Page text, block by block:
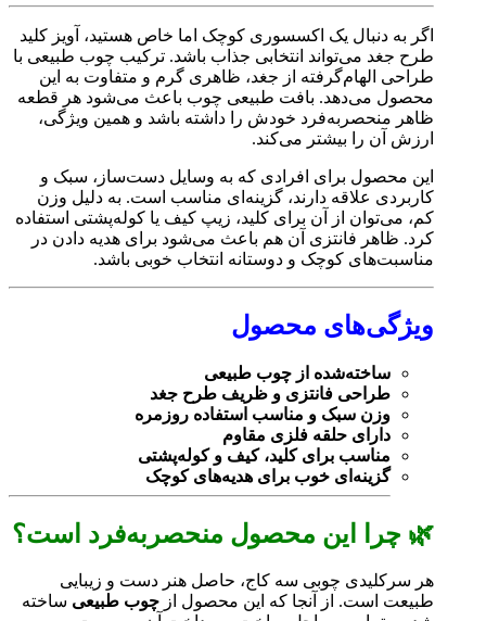
اگر به دنبال یک اکسسوری کوچک اما خاص هستید، آویز کلید
طرح جغد می‌تواند انتخابی جذاب باشد. ترکیب چوب طبیعی با
طراحی الهام‌گرفته از جغد، ظاهری گرم و متفاوت به این
محصول می‌دهد. بافت طبیعی چوب باعث می‌شود هر قطعه
ظاهر منحصربه‌فرد خودش را داشته باشد و همین ویژگی،
ارزش آن را بیشتر می‌کند.
این محصول برای افرادی که به وسایل دست‌ساز، سبک و
کاربردی علاقه دارند، گزینه‌ای مناسب است. به دلیل وزن
کم، می‌توان از آن برای کلید، زیپ کیف یا کوله‌پشتی استفاده
کرد. ظاهر فانتزی آن هم باعث می‌شود برای هدیه دادن در
مناسبت‌های کوچک و دوستانه انتخاب خوبی باشد.
ویژگی‌های محصول
ساخته‌شده از چوب طبیعی
طراحی فانتزی و ظریف طرح جغد
وزن سبک و مناسب استفاده روزمره
دارای حلقه فلزی مقاوم
مناسب برای کلید، کیف و کوله‌پشتی
گزینه‌ای خوب برای هدیه‌های کوچک
🌿 چرا این محصول منحصربه‌فرد است؟
هر سرکلیدی چوبی سه کاج، حاصل هنر دست و زیبایی
طبیعت است. از آنجا که این محصول از چوب طبیعی ساخته